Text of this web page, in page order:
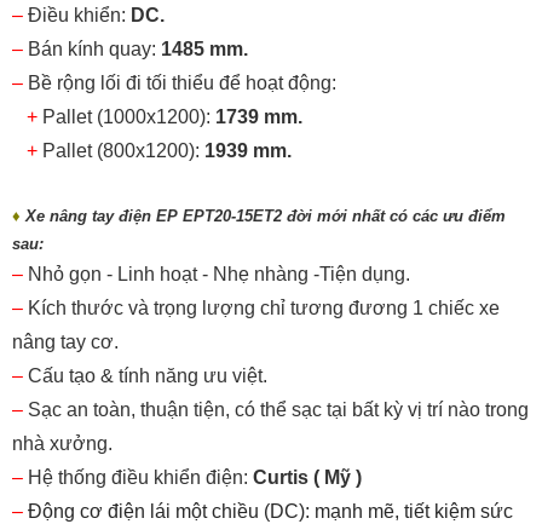
– Điều khiển: DC.
– Bán kính quay: 1485 mm.
– Bề rộng lối đi tối thiểu để hoạt động:
+ Pallet (1000x1200): 1739 mm.
+ Pallet (800x1200): 1939 mm.
♦ Xe nâng tay điện EP EPT20-15ET2 đời mới nhất có các ưu điểm
sau:
– Nhỏ gọn - Linh hoạt - Nhẹ nhàng -Tiện dụng.
– Kích thước và trọng lượng chỉ tương đương 1 chiếc xe
nâng tay cơ.
– Cấu tạo & tính năng ưu việt.
– Sạc an toàn, thuận tiện, có thể sạc tại bất kỳ vị trí nào trong
nhà xưởng.
– Hệ thống điều khiển điện: Curtis ( Mỹ )
– Động cơ điện lái một chiều (DC): mạnh mẽ, tiết kiệm sức